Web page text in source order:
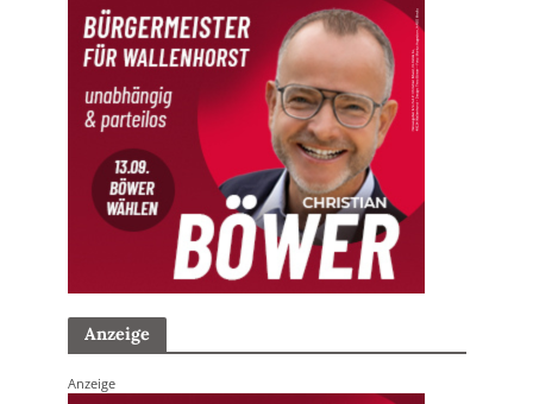
Anzeige
Anzeige